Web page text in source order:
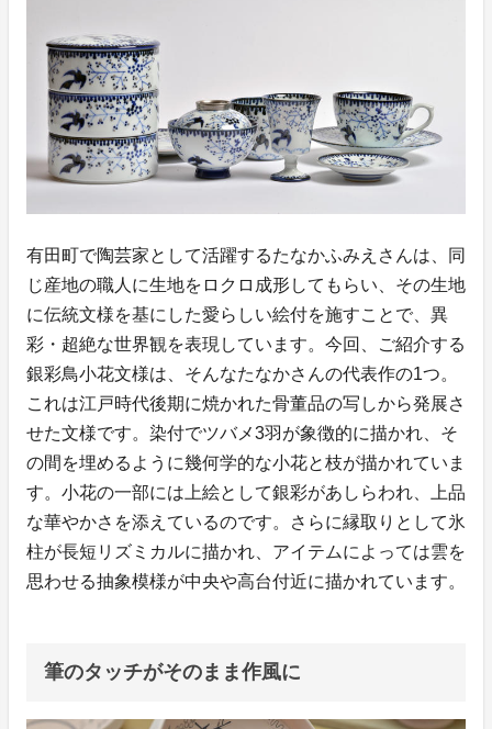
有田町で陶芸家として活躍するたなかふみえさんは、同
じ産地の職人に生地をロクロ成形してもらい、その生地
に伝統文様を基にした愛らしい絵付を施すことで、異
彩・超絶な世界観を表現しています。今回、ご紹介する
銀彩鳥小花文様は、そんなたなかさんの代表作の1つ。
これは江戸時代後期に焼かれた骨董品の写しから発展さ
せた文様です。染付でツバメ3羽が象徴的に描かれ、そ
の間を埋めるように幾何学的な小花と枝が描かれていま
す。小花の一部には上絵として銀彩があしらわれ、上品
な華やかさを添えているのです。さらに縁取りとして氷
柱が長短リズミカルに描かれ、アイテムによっては雲を
思わせる抽象模様が中央や高台付近に描かれています。
筆のタッチがそのまま作風に